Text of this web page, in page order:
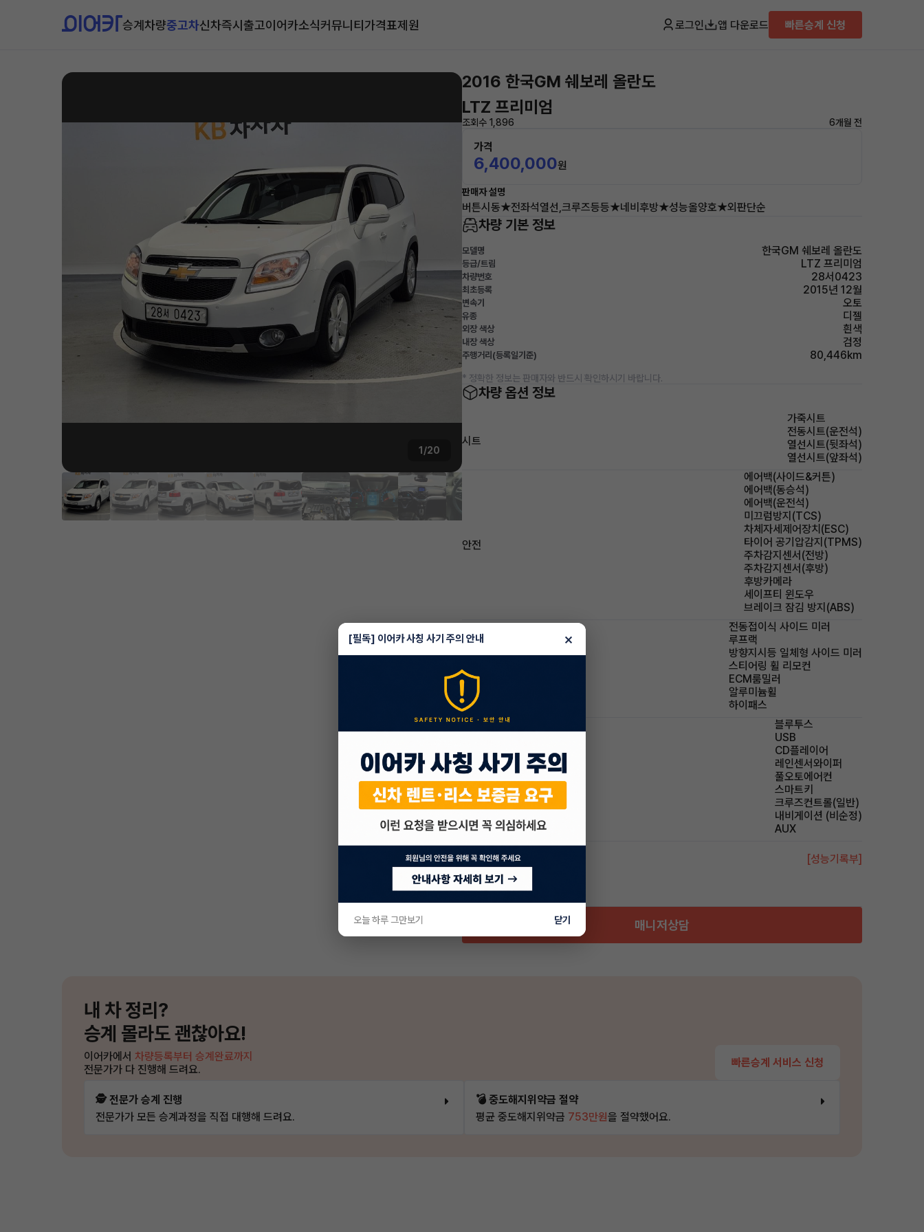
승계차량중고차신차즉시출고이어카소식커뮤니티가격표제원 로그인 앱 다운로드 빠른승계 신청
1/20
2016 한국GM 쉐보레 올란도
LTZ 프리미엄
조회수 1,896 6개월 전
가격
6,400,000원
판매자 설명
버튼시동★전좌석열선,크루즈등등★네비후방★성능올양호★외판단순
차량 기본 정보
모델명 한국GM 쉐보레 올란도
등급/트림 LTZ 프리미엄
차량번호 28서0423
최초등록 2015년 12월
변속기 오토
유종 디젤
외장 색상 흰색
내장 색상 검정
주행거리(등록일기준) 80,446km
* 정확한 정보는 판매자와 반드시 확인하시기 바랍니다.
차량 옵션 정보
시트
가죽시트
전동시트(운전석)
열선시트(뒷좌석)
열선시트(앞좌석)
안전
에어백(사이드&커튼)
에어백(동승석)
에어백(운전석)
미끄럼방지(TCS)
차체자세제어장치(ESC)
타이어 공기압감지(TPMS)
주차감지센서(전방)
주차감지센서(후방)
후방카메라
세이프티 윈도우
브레이크 잠김 방지(ABS)
외장/내장
전동접이식 사이드 미러
루프랙
방향지시등 일체형 사이드 미러
스티어링 휠 리모컨
ECM룸밀러
알루미늄휠
하이패스
편의/멀티
블루투스
USB
CD플레이어
레인센서와이퍼
풀오토에어컨
스마트키
크루즈컨트롤(일반)
내비게이션 (비순정)
AUX
[성능기록부]
차량 위치
인천
매니저상담
내 차 정리?
승계 몰라도 괜찮아요!
이어카에서 차량등록부터 승계완료까지
전문가가 다 진행해 드려요.
빠른승계 서비스 신청
🕵️ 전문가 승계 진행
전문가가 모든 승계과정을 직접 대행해 드려요.
💣 중도해지위약금 절약
평균 중도해지위약금 753만원을 절약했어요.
[필독] 이어카 사칭 사기 주의 안내 ×
오늘 하루 그만보기 닫기